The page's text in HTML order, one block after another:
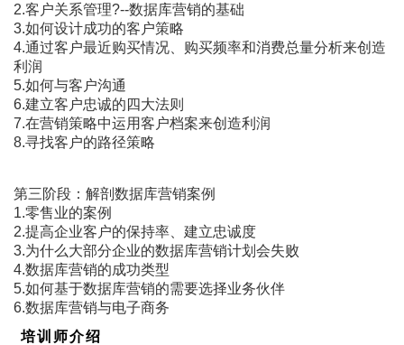
2.客户关系管理?--数据库营销的基础
3.如何设计成功的客户策略
4.通过客户最近购买情况、购买频率和消费总量分析来创造
利润
5.如何与客户沟通
6.建立客户忠诚的四大法则
7.在营销策略中运用客户档案来创造利润
8.寻找客户的路径策略
第三阶段：解剖数据库营销案例
1.零售业的案例
2.提高企业客户的保持率、建立忠诚度
3.为什么大部分企业的数据库营销计划会失败
4.数据库营销的成功类型
5.如何基于数据库营销的需要选择业务伙伴
6.数据库营销与电子商务
培训师介绍